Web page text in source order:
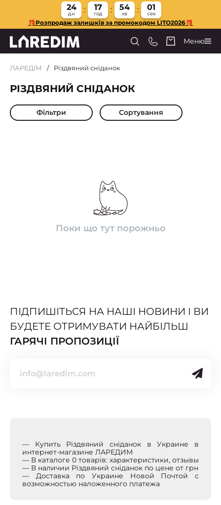
24
дн
17
год
54
хв
01
сек
🎁Розпродаж залишків за промокодом LITO2026🎁
Меню
ЛАРЕДІМ Різдвяний сніданок
РІЗДВЯНИЙ СНІДАНОК
Фільтри Сортування
Поки що тут порожньо
ПІДПИШІТЬСЯ НА НАШІ НОВИНИ І ВИ
БУДЕТЕ ОТРИМУВАТИ НАЙБІЛЬШ
ГАРЯЧІ ПРОПОЗИЦІЇ
— Купить Різдвяний сніданок в Украине в
интернет-магазине ЛАРЕДИМ
— В каталоге 0 товарів: характеристики, отзывы
— В наличии Різдвяний сніданок по цене от грн
— Доставка по Украине Новой Почтой с
возможностью наложенного платежа